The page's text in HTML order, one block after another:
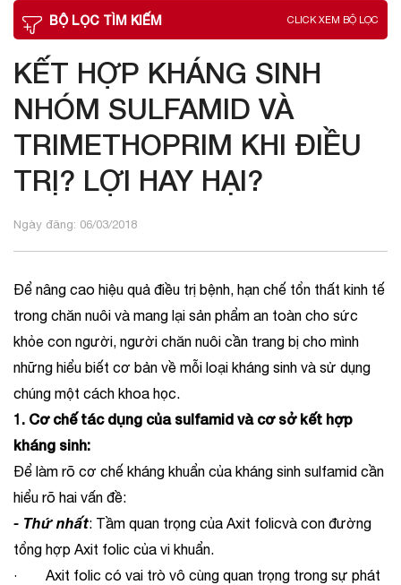
BỘ LỌC TÌM KIẾM CLICK XEM BỘ LỌC
KẾT HỢP KHÁNG SINH
NHÓM SULFAMID VÀ
TRIMETHOPRIM KHI ĐIỀU
TRỊ? LỢI HAY HẠI?
Ngày đăng: 06/03/2018
Để nâng cao hiệu quả điều trị bệnh, hạn chế tổn thất kinh tế
trong chăn nuôi và mang lại sản phẩm an toàn cho sức
khỏe con người, người chăn nuôi cần trang bị cho mình
những hiểu biết cơ bản về mỗi loại kháng sinh và sử dụng
chúng một cách khoa học.
1. Cơ chế tác dụng của sulfamid và cơ sở kết hợp
kháng sinh:
Để làm rõ cơ chế kháng khuẩn của kháng sinh sulfamid cần
hiểu rõ hai vấn đề:
- Thứ nhất: Tầm quan trọng của Axit folicvà con đường
tổng hợp Axit folic của vi khuẩn.
· Axit folic có vai trò vô cùng quan trọng trong sự phát